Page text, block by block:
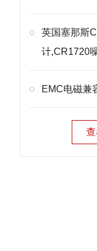
英国塞那斯
计,CR1720
EMC电磁兼